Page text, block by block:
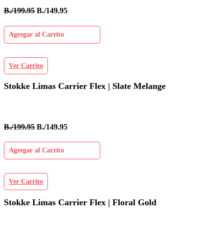
B./199.95 B./149.95
Agregar al Carrito
Ver Carrito
Stokke Limas Carrier Flex | Slate Melange
B./199.95 B./149.95
Agregar al Carrito
Ver Carrito
Stokke Limas Carrier Flex | Floral Gold